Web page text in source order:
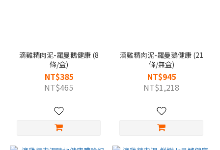
滴雞精肉泥-羅曼鵝健康 (8
條/盒)
NT$385
NT$465
滴雞精肉泥-羅曼鵝健康 (21
條/無盒)
NT$945
NT$1,218